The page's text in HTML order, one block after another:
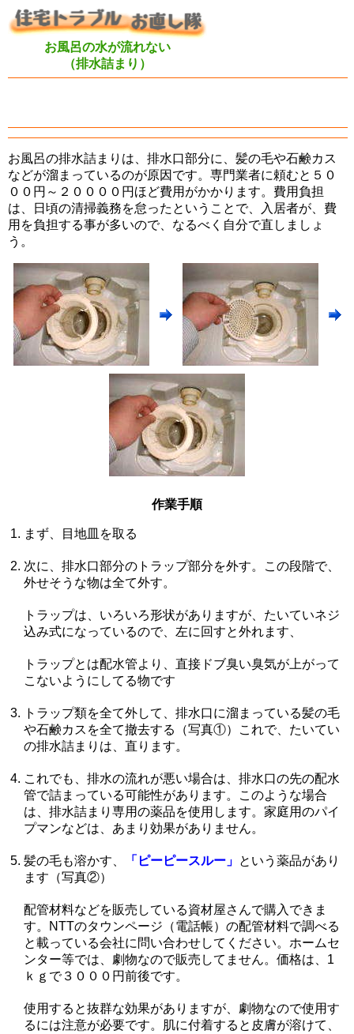
お風呂の水が流れない
（排水詰まり）
お風呂の排水詰まりは、排水口部分に、髪の毛や石鹸カス
などが溜まっているのが原因です。専門業者に頼むと５０
００円～２００００円ほど費用がかかります。費用負担
は、日頃の清掃義務を怠ったということで、入居者が、費
用を負担する事が多いので、なるべく自分で直しましょ
う。
作業手順
まず、目地皿を取る
次に、排水口部分のトラップ部分を外す。この段階で、
外せそうな物は全て外す。
トラップは、いろいろ形状がありますが、たいていネジ
込み式になっているので、左に回すと外れます、
トラップとは配水管より、直接ドブ臭い臭気が上がって
こないようにしてる物です
トラップ類を全て外して、排水口に溜まっている髪の毛
や石鹸カスを全て撤去する（写真①）これで、たいてい
の排水詰まりは、直ります。
これでも、排水の流れが悪い場合は、排水口の先の配水
管で詰まっている可能性があります。このような場合
は、排水詰まり専用の薬品を使用します。家庭用のパイ
プマンなどは、あまり効果がありません。
髪の毛も溶かす、 「ピーピースルー」 という薬品があり
ます（写真②）
配管材料などを販売している資材屋さんで購入できま
す。NTTのタウンページ（電話帳）の配管材料で調べる
と載っている会社に問い合わせしてください。ホームセ
ンター等では、劇物なので販売してません。価格は、1
ｋｇで３０００円前後です。
使用すると抜群な効果がありますが、劇物なので使用す
るには注意が必要です。肌に付着すると皮膚が溶けて、